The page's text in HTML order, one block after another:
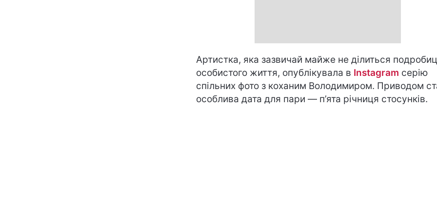
Артистка, яка зазвичай майже не ділиться
особистого життя, опублікувала в Instagram серію
спільних фото з коханим Володимиром. Приводом
особлива дата для пари — п’ята річниця стосунків.